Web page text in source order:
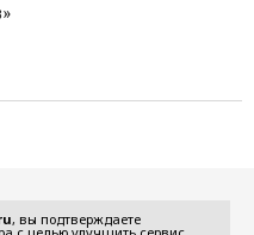
, вы подтверждаете